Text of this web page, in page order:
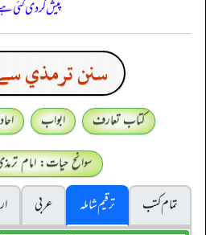
پیش کر دی گئی
سنن ترمذي
کتاب تعارف ابواب
سوانح حیات: امام
تمام کتب
ترقیم شاملہ عربی